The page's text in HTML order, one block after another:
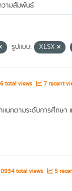
รูปแบบ: XLSX
total views 7 recent
แนกตามระดับการศึกษา
total views 5